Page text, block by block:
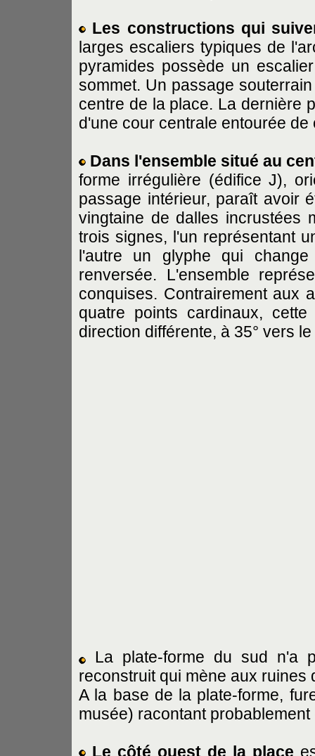
Les constructions qui
larges escaliers typiques de
pyramides possède un
sommet. Un passage
centre de la place. La dernière
d'une cour centrale entourée de
Dans l'ensemble situé au
forme irrégulière (édifice J),
passage intérieur, paraît avoir
vingtaine de dalles incrustées
trois signes, l'un représentant
l'autre un glyphe qui
renversée. L'ensemble
conquises. Contrairement aux
quatre points cardinaux,
direction différente, à 35° vers
La plate-forme du sud n'a
reconstruit qui mène aux ruines
A la base de la plate-forme,
musée) racontant
Le côté ouest de la place